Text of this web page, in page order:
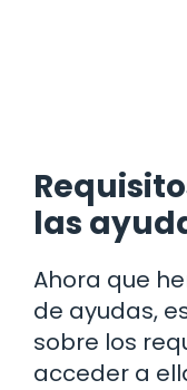
las
Ahora que
de ayudas,
sobre los
acceder a